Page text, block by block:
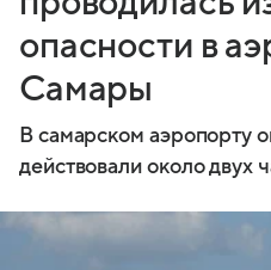
опасности в
Самары
В самарском аэропорту
действовали около двух